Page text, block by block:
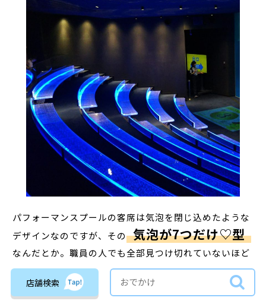
パフォーマンスプールの客席は気泡を閉じ込めたような
デザインなのですが、その 気泡が7つだけ♡型
なんだとか。職員の人でも全部見つけ切れていないほど
難易度は高めだそうですが、探すのが好きな人はぜひト
ライしてみてください。
店舗検索